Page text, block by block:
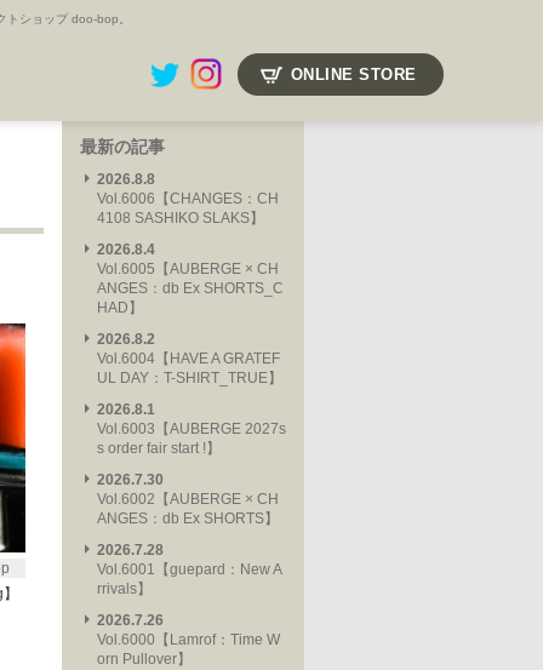
ショップ doo-bop。
ONLINE STORE
最新の記事
2026.8.8
Vol.6006【CHANGES：CH
4108 SASHIKO SLAKS】
2026.8.4
Vol.6005【AUBERGE × CH
ANGES：db Ex SHORTS_C
HAD】
2026.8.2
Vol.6004【HAVE A GRATEF
UL DAY：T-SHIRT_TRUE】
2026.8.1
Vol.6003【AUBERGE 2027s
s order fair start !】
2026.7.30
Vol.6002【AUBERGE × CH
ANGES：db Ex SHORTS】
2026.7.28
Vol.6001【guepard：New A
rrivals】
2026.7.26
Vol.6000【Lamrof：Time W
orn Pullover】